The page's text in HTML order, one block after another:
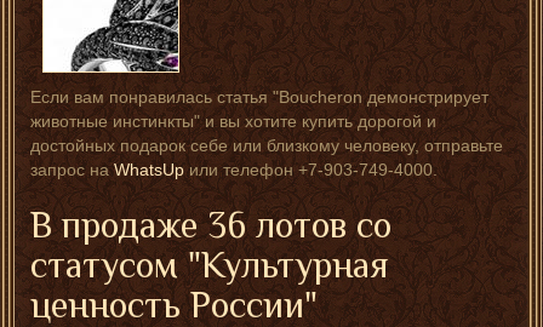
Если вам понравилась статья "Boucheron демонстрирует
животные инстинкты" и вы хотите купить дорогой и
достойных подарок себе или близкому человеку, отправьте
запрос наWhatsUpили телефон +7-903-749-4000.
В продаже 36 лотов со
статусом "Культурная
ценность России"